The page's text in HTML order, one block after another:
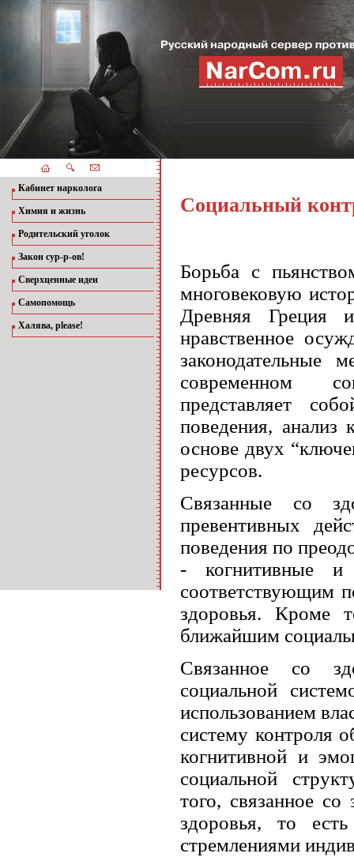
Кабинет нарколога
Химия и жизнь
Родительский уголок
Закон сур-р-ов!
Сверхценные идеи
Самопомощь
Халява, please!
Социальный
Борьба с
многовековую
Древняя Греция
нравственное
современном
представляет
поведения, анализ
основе двух
ресурсов.
Связанные со
превентивных
поведения по
- когнитивные и
соответствующим
здоровья. Кроме
ближайшим
Связанное со
социальной
использованием
систему контроля
когнитивной и
социальной
того, связанное со
здоровья, то
стремлениями